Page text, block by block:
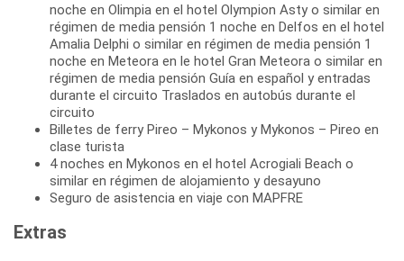
noche en Olimpia en el hotel Olympion Asty o similar en
régimen de media pensión 1 noche en Delfos en el hotel
Amalia Delphi o similar en régimen de media pensión 1
noche en Meteora en le hotel Gran Meteora o similar en
régimen de media pensión Guía en español y entradas
durante el circuito Traslados en autobús durante el
circuito
Billetes de ferry Pireo – Mykonos y Mykonos – Pireo en
clase turista
4 noches en Mykonos en el hotel Acrogiali Beach o
similar en régimen de alojamiento y desayuno
Seguro de asistencia en viaje con MAPFRE
Extras